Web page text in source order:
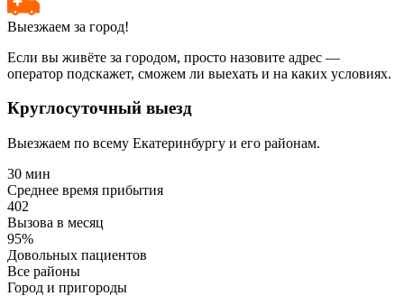
Выезжаем за город!
Если вы живёте за городом, просто назовите адрес —
оператор подскажет, сможем ли выехать и на каких условиях.
Круглосуточный выезд
Выезжаем по всему Екатеринбургу и его районам.
30 мин
Среднее время прибытия
402
Вызова в месяц
95%
Довольных пациентов
Все районы
Город и пригороды